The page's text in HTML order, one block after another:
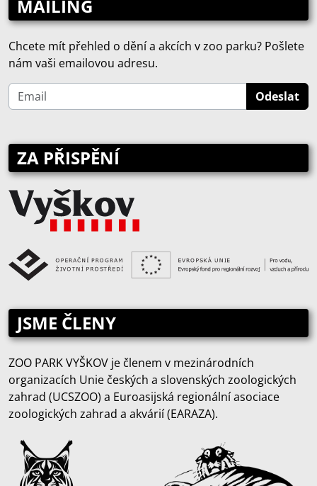
MAILING
Chcete mít přehled o dění a akcích v zoo parku? Pošlete
nám vaši emailovou adresu.
ZA PŘISPĚNÍ
JSME ČLENY
ZOO PARK VYŠKOV je členem v mezinárodních
organizacích Unie českých a slovenských zoologických
zahrad (UCSZOO) a Euroasijská regionální asociace
zoologických zahrad a akvárií (EARAZA).